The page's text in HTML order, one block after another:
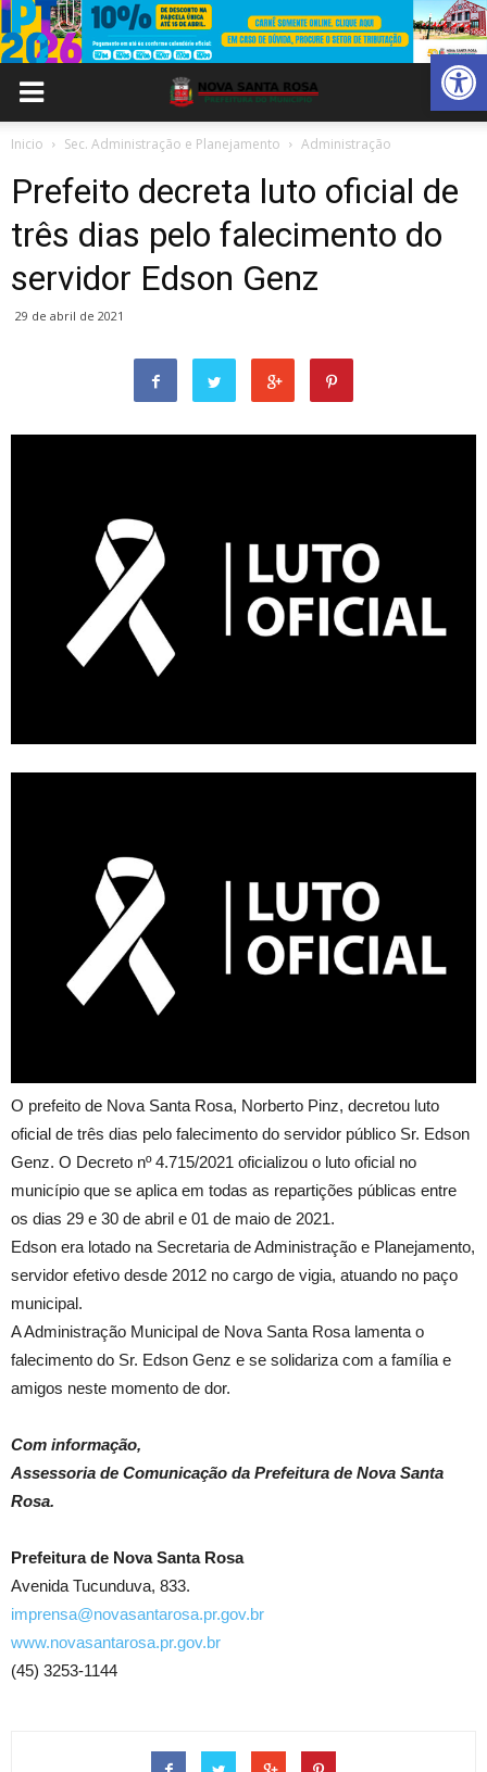
Abrir
Inicio Sec. Administração e Planejamento Administração
Prefeito decreta luto oficial de
três dias pelo falecimento do
servidor Edson Genz
29 de abril de 2021
O prefeito de Nova Santa Rosa, Norberto Pinz, decretou luto
oficial de três dias pelo falecimento do servidor público Sr. Edson
Genz. O Decreto nº 4.715/2021 oficializou o luto oficial no
município que se aplica em todas as repartições públicas entre
os dias 29 e 30 de abril e 01 de maio de 2021.
Edson era lotado na Secretaria de Administração e Planejamento,
servidor efetivo desde 2012 no cargo de vigia, atuando no paço
municipal.
A Administração Municipal de Nova Santa Rosa lamenta o
falecimento do Sr. Edson Genz e se solidariza com a família e
amigos neste momento de dor.
Com informação,
Assessoria de Comunicação da Prefeitura de Nova Santa
Rosa.
Prefeitura de Nova Santa Rosa
Avenida Tucunduva, 833.
imprensa@novasantarosa.pr.gov.br
www.novasantarosa.pr.gov.br
(45) 3253-1144